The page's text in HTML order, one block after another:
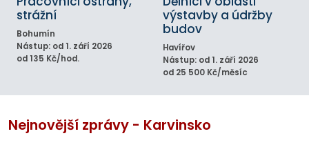
strážní
Bohumín
Nástup: od 1. září 2026
od 135 Kč/hod.
výstavby a údržby
budov
Havířov
Nástup: od 1. září 2026
od 25 500 Kč/měsíc
Nejnovější zprávy - Karvinsko